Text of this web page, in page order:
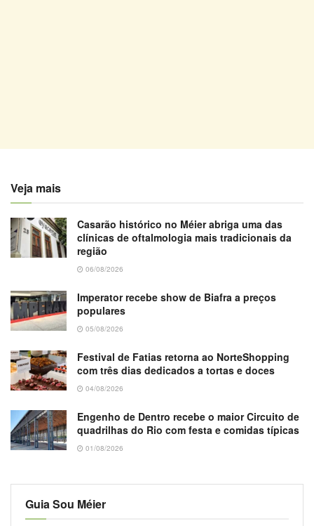
Veja mais
Casarão histórico no Méier abriga uma das
clínicas de oftalmologia mais tradicionais da
região
06/08/2026
Imperator recebe show de Biafra a preços
populares
05/08/2026
Festival de Fatias retorna ao NorteShopping
com três dias dedicados a tortas e doces
04/08/2026
Engenho de Dentro recebe o maior Circuito de
quadrilhas do Rio com festa e comidas típicas
01/08/2026
Guia Sou Méier